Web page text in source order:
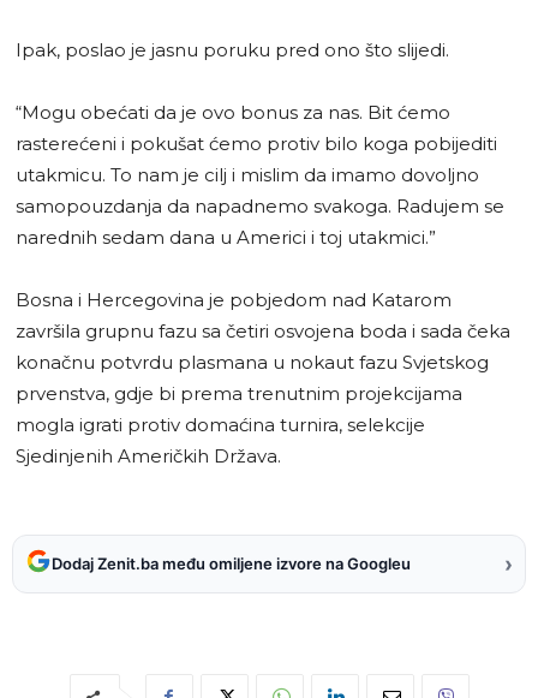
Ipak, poslao je jasnu poruku pred ono što slijedi.
“Mogu obećati da je ovo bonus za nas. Bit ćemo
rasterećeni i pokušat ćemo protiv bilo koga pobijediti
utakmicu. To nam je cilj i mislim da imamo dovoljno
samopouzdanja da napadnemo svakoga. Radujem se
narednih sedam dana u Americi i toj utakmici.”
Bosna i Hercegovina je pobjedom nad Katarom
završila grupnu fazu sa četiri osvojena boda i sada čeka
konačnu potvrdu plasmana u nokaut fazu Svjetskog
prvenstva, gdje bi prema trenutnim projekcijama
mogla igrati protiv domaćina turnira, selekcije
Sjedinjenih Američkih Država.
Dodaj Zenit.ba među omiljene izvore na Googleu ›